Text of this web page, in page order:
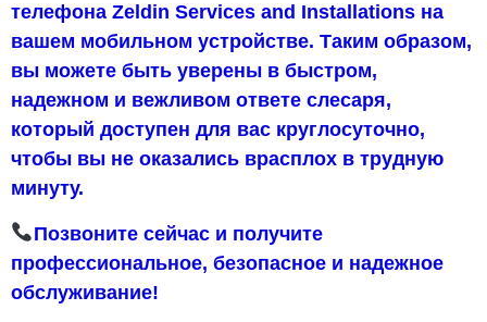
телефона Zeldin Services and Installations на
вашем мобильном устройстве. Таким образом,
вы можете быть уверены в быстром,
надежном и вежливом ответе слесаря,
который доступен для вас круглосуточно,
чтобы вы не оказались врасплох в трудную
минуту.
Позвоните сейчас и получите
профессиональное, безопасное и надежное
обслуживание!